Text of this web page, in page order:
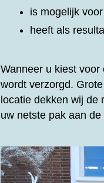
is mogelijk
heeft als
Wanneer u kiest voor
wordt verzorgd.
locatie dekken wij
uw netste pak aan de